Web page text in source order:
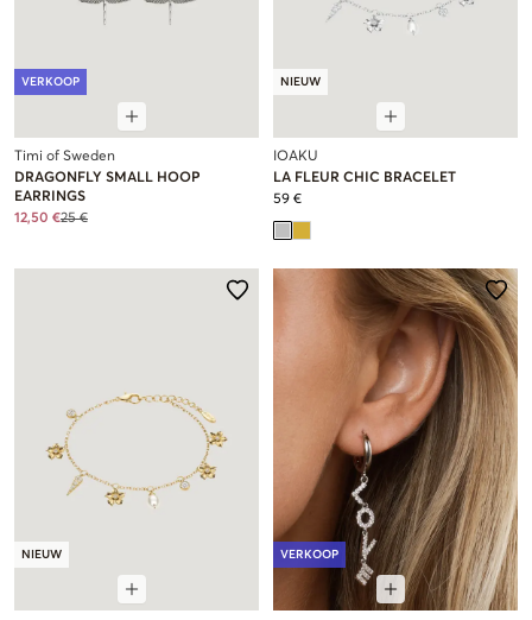
VERKOOP
Timi of Sweden
DRAGONFLY SMALL HOOP
EARRINGS
12,50 €25 €
NIEUW
IOAKU
LA FLEUR CHIC BRACELET
59 €
NIEUW VERKOOP